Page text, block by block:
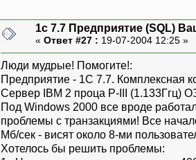
1с 7.7 Предприятие (SQL)
« Ответ #27 : 19-07-2004 12:25 »
Люди мудрые! Помогите!:
Предприятие - 1С 7.7. Комплексная
Сервер IBM 2 проца P-III (1.133Ггц)
Под Windows 2000 все вроде
проблемы с транзакциями! Все
Мб/сек - висят около 8-ми
Хотелось бы решить проблемы: